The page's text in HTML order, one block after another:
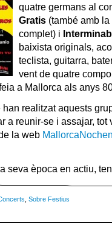
quatre germans al
Gratis (també amb
complet) i
baixista originals,
teclista, guitarra,
vent de quatre
a Mallorca als anys
han realitzat aquests
a reunir-se i assajar, tot
la web
seva època en actiu,
Sobre Festius